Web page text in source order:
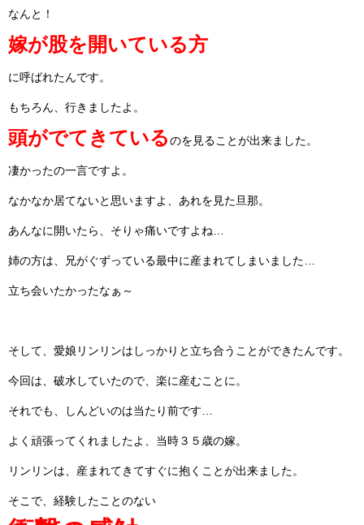
なんと！
嫁が股を開いている方
に呼ばれたんです。
もちろん、行きましたよ。
頭がでてきているのを見ることが出来ました。
凄かったの一言ですよ。
なかなか居てないと思いますよ、あれを見た旦那。
あんなに開いたら、そりゃ痛いですよね…
姉の方は、兄がぐずっている最中に産まれてしまいました…
立ち会いたかったなぁ～
そして、愛娘リンリンはしっかりと立ち合うことができたんです。
今回は、破水していたので、楽に産むことに。
それでも、しんどいのは当たり前です…
よく頑張ってくれましたよ、当時３５歳の嫁。
リンリンは、産まれてきてすぐに抱くことが出来ました。
そこで、経験したことのない